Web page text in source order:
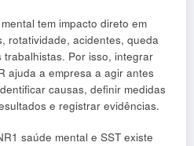
tem impacto direto em
rotatividade, acidentes, queda
Por isso, integrar
ajuda a empresa a agir antes
causas, definir medidas
e registrar evidências.
saúde mental e SST existe